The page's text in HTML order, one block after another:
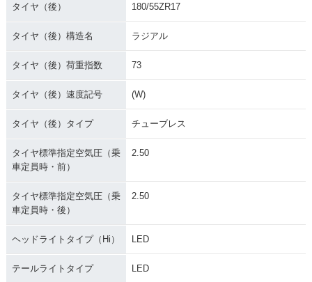
タイヤ（後） 180/55ZR17
タイヤ（後）構造名 ラジアル
タイヤ（後）荷重指数 73
タイヤ（後）速度記号 (W)
タイヤ（後）タイプ チューブレス
タイヤ標準指定空気圧（乗
車定員時・前）
2.50
タイヤ標準指定空気圧（乗
車定員時・後）
2.50
ヘッドライトタイプ（Hi） LED
テールライトタイプ LED